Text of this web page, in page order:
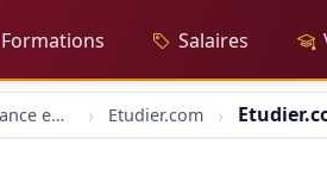
Formations Salaires
forum Formation distance en ligne Etudier.com